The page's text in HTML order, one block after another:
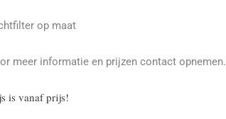
op maat
meer informatie en prijzen contact opnemen.
is vanaf prijs!